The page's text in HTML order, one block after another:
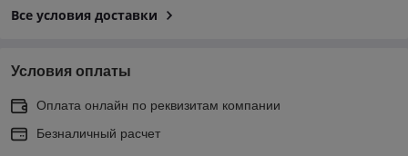
Все условия доставки
Условия оплаты
Оплата онлайн по реквизитам компании
Безналичный расчет